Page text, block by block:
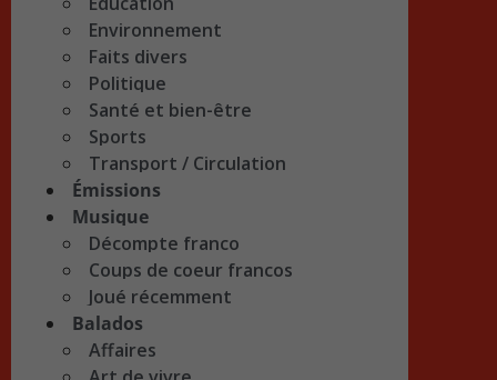
Environnement
Faits divers
Politique
Santé et bien-être
Sports
Transport / Circulation
Émissions
Musique
Décompte franco
Coups de coeur francos
Joué récemment
Balados
Affaires